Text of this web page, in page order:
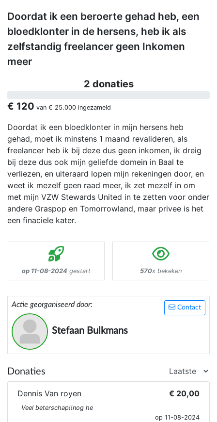
Doordat ik een beroerte gehad heb, een
bloedklonter in de hersens, heb ik als
zelfstandig freelancer geen Inkomen
meer
2 donaties
€ 120 van € 25.000 ingezameld
Doordat ik een bloedklonter in mijn hersens heb
gehad, moet ik minstens 1 maand revalideren, als
freelancer heb ik bij deze dus geen inkomen, ik dreig
bij deze dus ook mijn geliefde domein in Baal te
verliezen, en uiteraard lopen mijn rekeningen door, en
weet ik mezelf geen raad meer, ik zet mezelf in om
met mijn VZW Stewards United in te zetten voor onder
andere Graspop en Tomorrowland, maar privee is het
een finaciele kater.
op 11-08-2024 gestart 570x bekeken
Contact
Actie georganiseerd door:
Stefaan Bulkmans
Donaties
Dennis Van royen € 20,00
Veel beterschap!!nog he
op 11-08-2024